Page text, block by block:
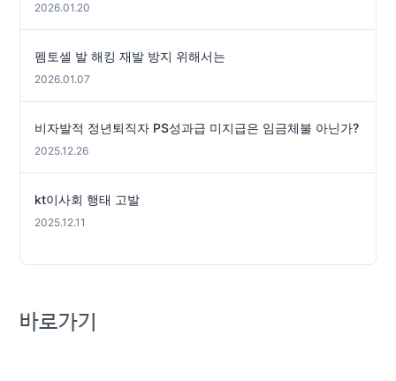
2026.01.20
펨토셀 발 해킹 재발 방지 위해서는
2026.01.07
비자발적 정년퇴직자 PS성과급 미지급은 임금체불 아닌가?
2025.12.26
kt이사회 행태 고발
2025.12.11
바로가기